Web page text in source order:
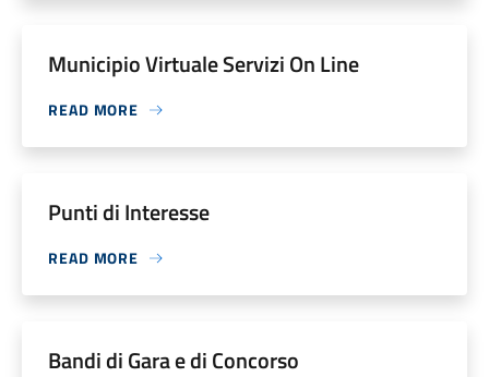
Municipio Virtuale Servizi On Line
READ MORE
Punti di Interesse
READ MORE
Bandi di Gara e di Concorso